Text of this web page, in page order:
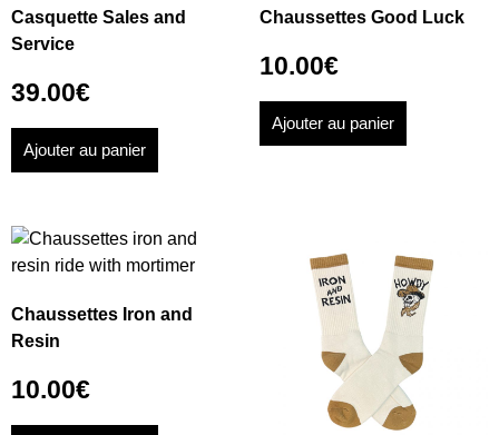
Casquette Sales and
Service
39.00€
Ajouter au panier
Chaussettes Good Luck
10.00€
Ajouter au panier
Chaussettes Iron and
Resin
10.00€